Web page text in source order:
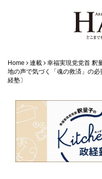
Home 連載 幸福実現党党首 釈
地の声で気づく「魂の救済」の
経塾〕